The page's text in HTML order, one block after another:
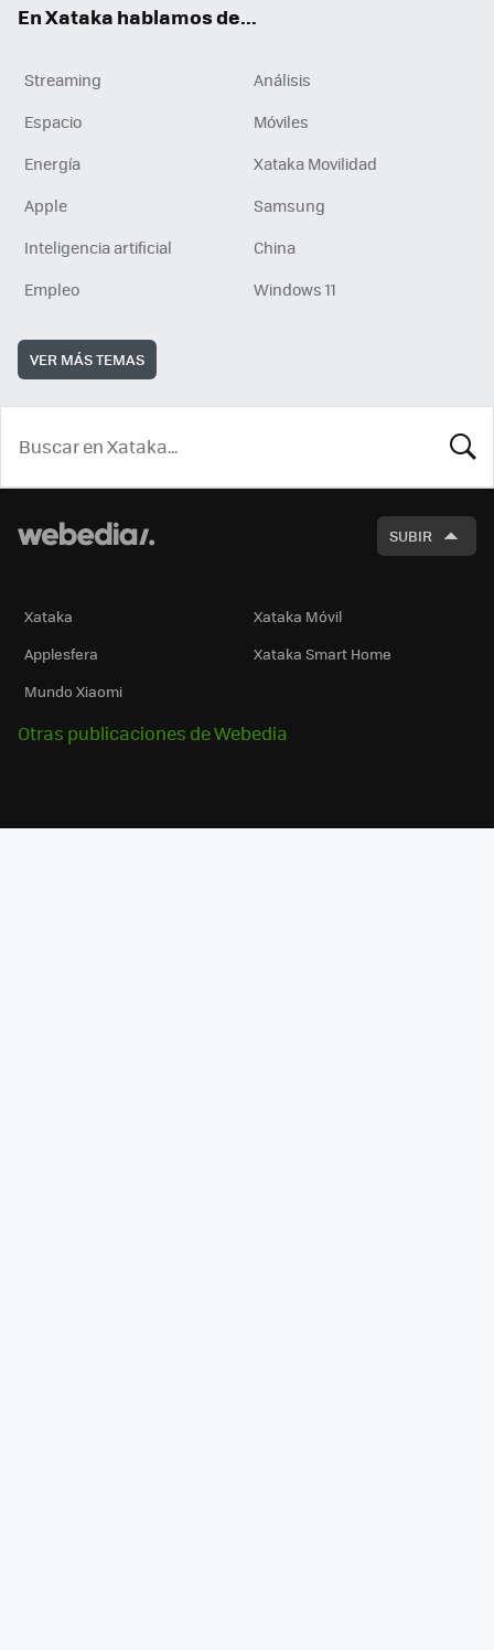
En Xataka hablamos de...
Streaming
Análisis
Espacio
Móviles
Energía
Xataka Movilidad
Apple
Samsung
Inteligencia artificial
China
Empleo
Windows 11
VER MÁS TEMAS
SUBIR
Xataka
Xataka Móvil
Applesfera
Xataka Smart Home
Mundo Xiaomi
Otras publicaciones de Webedia